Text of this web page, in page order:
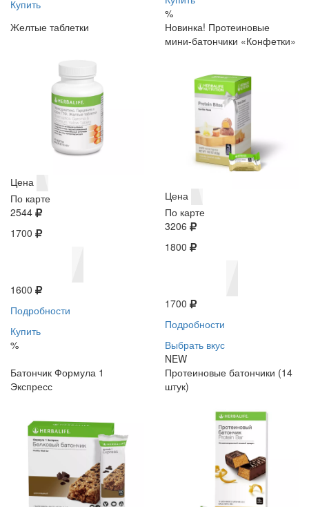
Купить
%
Желтые таблетки
Цена
По карте
2544
1700
1600
Подробности
Купить
%
Новинка! Протеиновые
мини-батончики «Конфетки»
Цена
По карте
3206
1800
1700
Подробности
Выбрать вкус
NEW
Батончик Формула 1
Экспресс
Протеиновые батончики (14
штук)